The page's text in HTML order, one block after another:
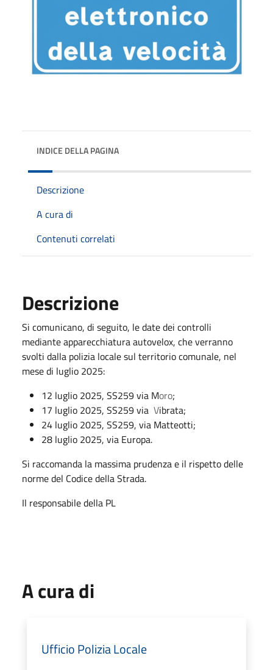
INDICE DELLA PAGINA
Descrizione
A cura di
Contenuti correlati
Descrizione
Si comunicano, di seguito, le date dei controlli
mediante apparecchiatura autovelox, che verranno
svolti dalla polizia locale sul territorio comunale, nel
mese di luglio 2025:
12 luglio 2025, SS259 via Moro;
17 luglio 2025, SS259 via Vibrata;
24 luglio 2025, SS259, via Matteotti;
28 luglio 2025, via Europa.
Si raccomanda la massima prudenza e il rispetto delle
norme del Codice della Strada.
Il responsabile della PL
A cura di
Ufficio Polizia Locale